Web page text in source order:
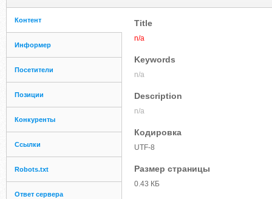
Контент
Информер
Посетители
Позиции
Конкуренты
Ссылки
Robots.txt
Ответ сервера
Title
n/a
Keywords
n/a
Description
n/a
Кодировка
UTF-8
Размер страницы
0.43 КБ